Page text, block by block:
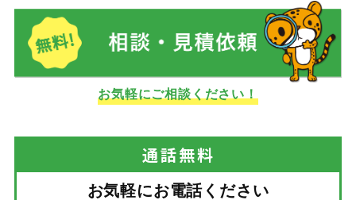
お気軽にご相談ください！
通話無料
お気軽にお電話ください